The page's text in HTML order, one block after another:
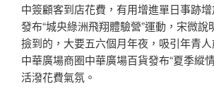
中簽顧客到店花費，有用增進單日事跡
發布“城央綠洲飛翔體驗營”運動，宋微說
撿到的，大要五六個月年夜，吸引年青人
中華廣場商圈中華廣場百貨發布“夏季縱
活潑花費氣氛。